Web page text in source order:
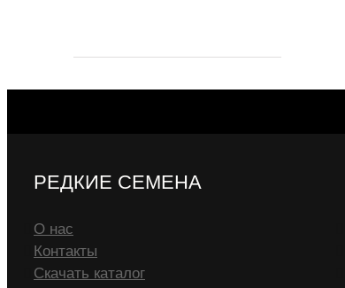
РЕДКИЕ СЕМЕНА
О нас
Контакты
Скачать каталог